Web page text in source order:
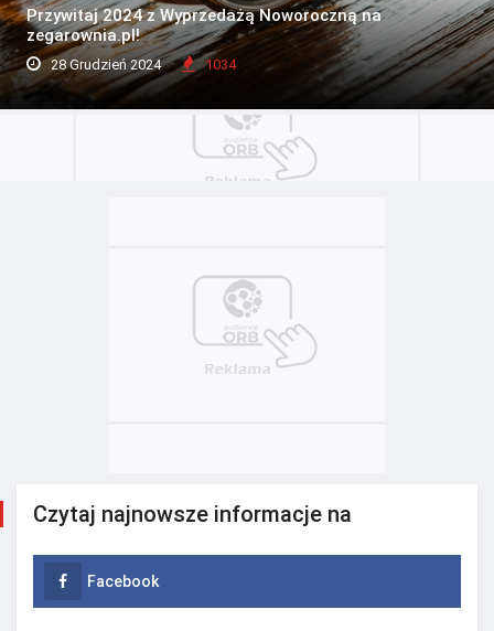
Przywitaj 2024 z Wyprzedażą Noworoczną na
zegarownia.pl!
28 Grudzień 2024 1034
Czytaj najnowsze informacje na
Facebook